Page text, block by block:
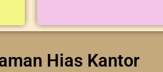
Hias Kantor